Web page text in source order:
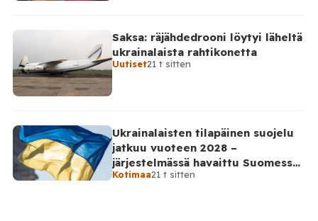
Saksa: räjähdedrooni löytyi läheltä
ukrainalaista rahtikonetta
Uutiset21 t sitten
Ukrainalaisten tilapäinen suojelu
jatkuu vuoteen 2028 –
järjestelmässä havaittu Suomessa
satoja väärinkäytösyrityksiä
Kotimaa21 t sitten